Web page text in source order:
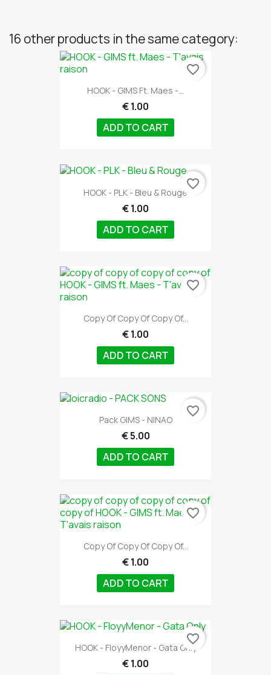
16 other products in the same category:
HOOK - GIMS Ft. Maes -...
€ 1.00
ADD TO CART
favorite_border
HOOK - PLK - Bleu & Rouge
€ 1.00
ADD TO CART
favorite_border
Copy Of Copy Of Copy Of...
€ 1.00
ADD TO CART
favorite_border
Pack GIMS - NINAO
€ 5.00
ADD TO CART
favorite_border
Copy Of Copy Of Copy Of...
€ 1.00
ADD TO CART
favorite_border
HOOK - FloyyMenor - Gata Only
€ 1.00
favorite_border